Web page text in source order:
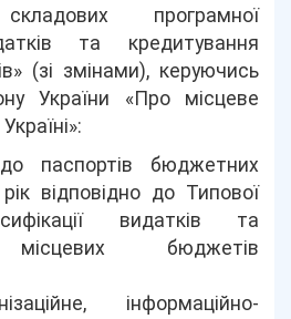
програмної
та кредитування
(зі змінами), керуючись
України «Про місцеве
паспортів бюджетних
відповідно до Типової
видатків та
місцевих бюджетів
інформаційно-